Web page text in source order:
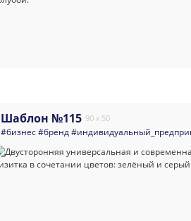
Шаблон №115 90 x 50
#бизнес#бренд